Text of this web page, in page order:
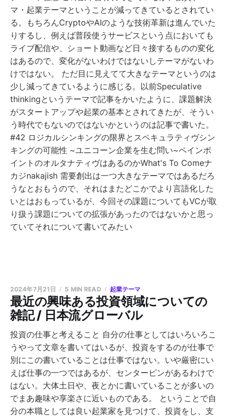
マ・起業テーマということが減ってきているとされてい
る。もちろんCryptoやAIのような技術革新は進んでいた
りするし、例えば普段使うサービスという点においても
ライブ配信や、ショート動画など日々接するものの変化
はあるので、変化がないわけではないしテーマがないわ
けではない。 ただ目に見えてて大きなテーマというのは
少し減ってきているように感じる。以前Speculative
thinkingというテーマで記事をかいたように、課題解決
がスタートアップや起業の基本とされてきたが、そうい
う時代でもないのではないかというのは記事で書いた。
#42 ロジカルシンキングの限界とスペキュラティヴシン
キングの可能性 ~ユニコーン企業を生む問い~ペインポ
イントのオルタナティヴはあるのかWhat's To Comeナ
カジnakajish 需要創出は一つ大きなテーマではあるだろ
うなとおもうので、それはまたどこかでより言語化した
いとはおもっているが、今回その課題についてもVCが取
り扱う課題についての拡張があったのではないかと思っ
ていてそれについて書いてみたい
最近の興味ある投資領域についての
雑記 / 日本流グローバル
2024年7月21日 5 MIN READ 起業テーマ
投資の仕事と考えること 自分の仕事としてはいろいろこ
うやって文章を書いてはいるが、投資をするのが仕事で
別にこの書いていることは仕事ではない。いや厳密にい
えば仕事の一つではあるが、センターピンがあるわけで
はない。大体土日や、夜とかに書いていることが多いの
でまあ趣味や享楽さに近いものである。 ということで自
分の本職としては良い起業家を見つけて、投資をし、支